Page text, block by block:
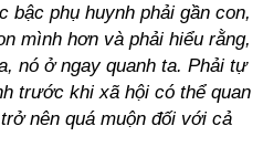
bậc phụ huynh phải gần con,
mình hơn và phải hiểu rằng,
nó ở ngay quanh ta. Phải tự
trước khi xã hội có thể quan
nên quá muộn đối với cả